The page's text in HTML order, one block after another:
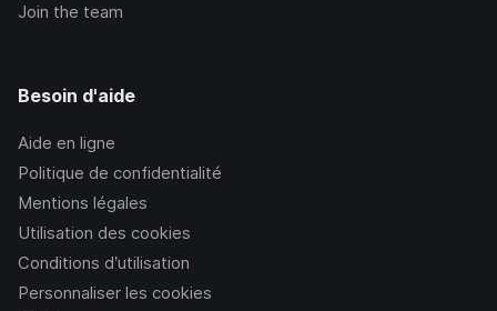
Join the team
Besoin d'aide
Aide en ligne
Politique de confidentialité
Mentions légales
Utilisation des cookies
Conditions d’utilisation
Personnaliser les cookies